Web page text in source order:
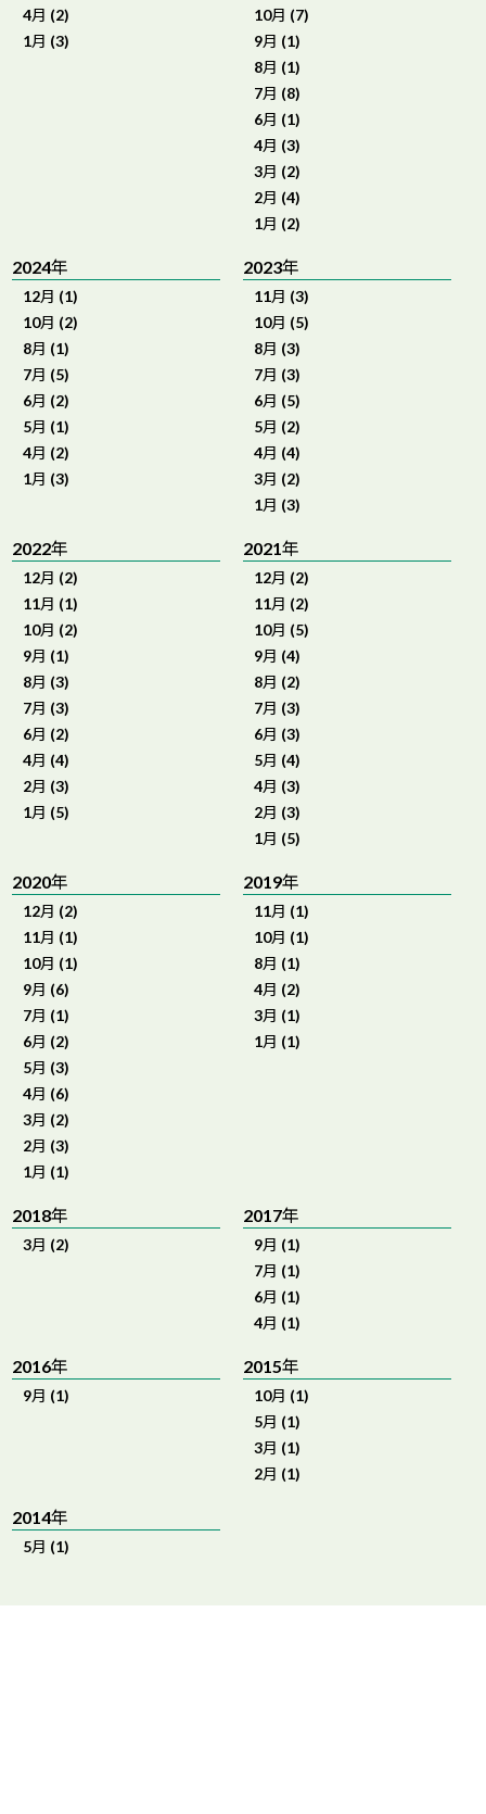
4月 (2)
1月 (3)
10月 (7)
9月 (1)
8月 (1)
7月 (8)
6月 (1)
4月 (3)
3月 (2)
2月 (4)
1月 (2)
2024年
12月 (1)
10月 (2)
8月 (1)
7月 (5)
6月 (2)
5月 (1)
4月 (2)
1月 (3)
2023年
11月 (3)
10月 (5)
8月 (3)
7月 (3)
6月 (5)
5月 (2)
4月 (4)
3月 (2)
1月 (3)
2022年
12月 (2)
11月 (1)
10月 (2)
9月 (1)
8月 (3)
7月 (3)
6月 (2)
4月 (4)
2月 (3)
1月 (5)
2021年
12月 (2)
11月 (2)
10月 (5)
9月 (4)
8月 (2)
7月 (3)
6月 (3)
5月 (4)
4月 (3)
2月 (3)
1月 (5)
2020年
12月 (2)
11月 (1)
10月 (1)
9月 (6)
7月 (1)
6月 (2)
5月 (3)
4月 (6)
3月 (2)
2月 (3)
1月 (1)
2019年
11月 (1)
10月 (1)
8月 (1)
4月 (2)
3月 (1)
1月 (1)
2018年
3月 (2)
2017年
9月 (1)
7月 (1)
6月 (1)
4月 (1)
2016年
9月 (1)
2015年
10月 (1)
5月 (1)
3月 (1)
2月 (1)
2014年
5月 (1)